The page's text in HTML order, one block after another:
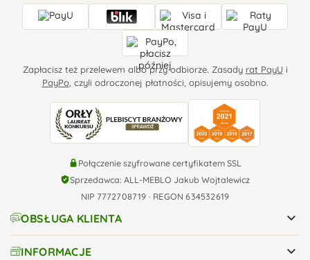
Zapłacisz też przelewem albo przy odbiorze. Zasady rat PayU i
PayPo, czyli odroczonej płatności, opisujemy osobno.
Połączenie szyfrowane certyfikatem SSL
Sprzedawca: ALL-MEBLO Jakub Wojtalewicz
NIP 7772708719 · REGON 634532619
OBSŁUGA KLIENTA 
INFORMACJE 